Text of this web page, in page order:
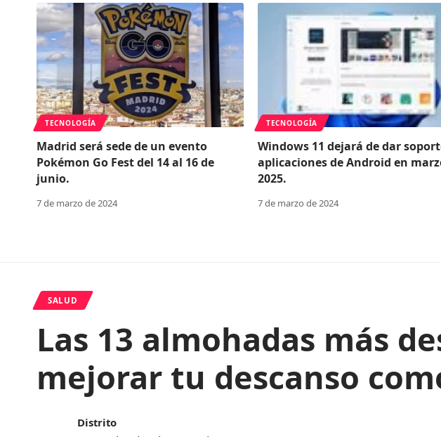
TECNOLOGÍA
Madrid será sede de un evento
Pokémon Go Fest del 14 al 16 de
junio.
7 de marzo de 2024
TECNOLOGÍA
Windows 11 dejará de dar
aplicaciones de Android en
2025.
7 de marzo de 2024
SALUD
Las 13 almohadas más
mejorar tu descanso
Distrito